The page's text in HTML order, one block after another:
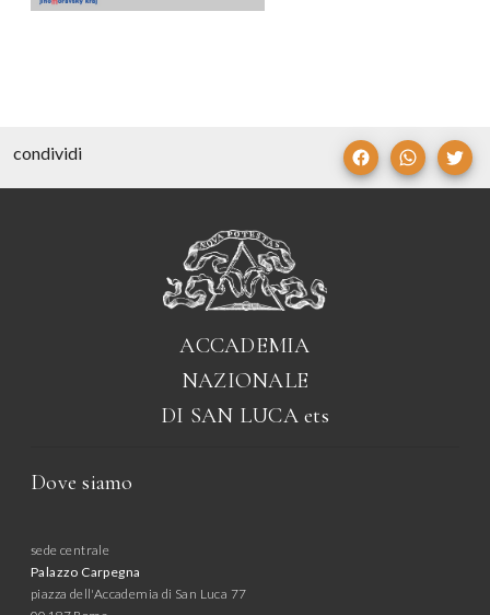
condividi
ACCADEMIA
NAZIONALE
DI SAN LUCAets
Dove siamo
sede centrale
Palazzo Carpegna
piazza dell'Accademia di San Luca 77